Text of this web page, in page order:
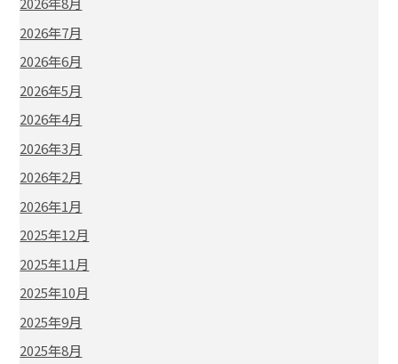
2026年7月
2026年6月
2026年5月
2026年4月
2026年3月
2026年2月
2026年1月
2025年12月
2025年11月
2025年10月
2025年9月
2025年8月